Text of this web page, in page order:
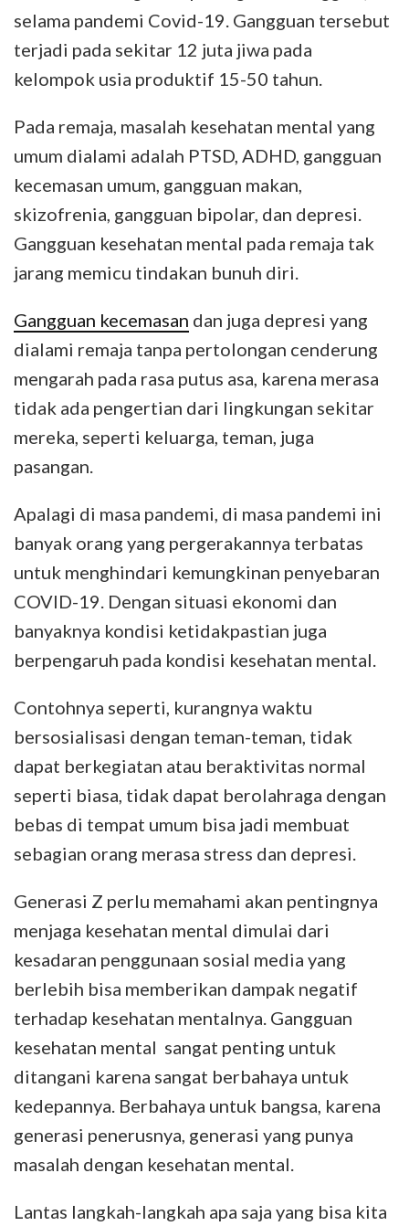
selama pandemi Covid-19. Gangguan tersebut
terjadi pada sekitar 12 juta jiwa pada
kelompok usia produktif 15-50 tahun.
Pada remaja, masalah kesehatan mental yang
umum dialami adalah PTSD, ADHD, gangguan
kecemasan umum, gangguan makan,
skizofrenia, gangguan bipolar, dan depresi.
Gangguan kesehatan mental pada remaja tak
jarang memicu tindakan bunuh diri.
Gangguan kecemasan dan juga depresi yang
dialami remaja tanpa pertolongan cenderung
mengarah pada rasa putus asa, karena merasa
tidak ada pengertian dari lingkungan sekitar
mereka, seperti keluarga, teman, juga
pasangan.
Apalagi di masa pandemi, di masa pandemi ini
banyak orang yang pergerakannya terbatas
untuk menghindari kemungkinan penyebaran
COVID-19. Dengan situasi ekonomi dan
banyaknya kondisi ketidakpastian juga
berpengaruh pada kondisi kesehatan mental.
Contohnya seperti, kurangnya waktu
bersosialisasi dengan teman-teman, tidak
dapat berkegiatan atau beraktivitas normal
seperti biasa, tidak dapat berolahraga dengan
bebas di tempat umum bisa jadi membuat
sebagian orang merasa stress dan depresi.
Generasi Z perlu memahami akan pentingnya
menjaga kesehatan mental dimulai dari
kesadaran penggunaan sosial media yang
berlebih bisa memberikan dampak negatif
terhadap kesehatan mentalnya. Gangguan
kesehatan mental sangat penting untuk
ditangani karena sangat berbahaya untuk
kedepannya. Berbahaya untuk bangsa, karena
generasi penerusnya, generasi yang punya
masalah dengan kesehatan mental.
Lantas langkah-langkah apa saja yang bisa kita